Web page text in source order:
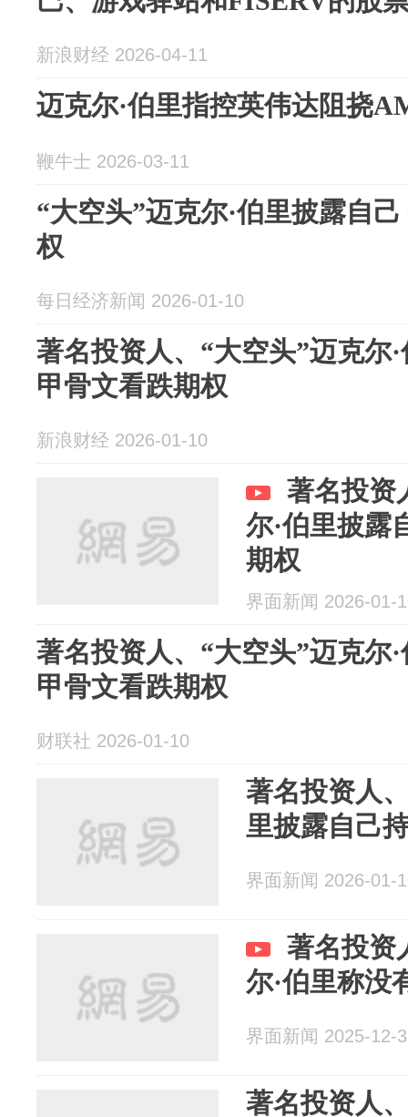
新浪财经 2026-04-11
迈克尔·伯里指控英伟达阻挠
鞭牛士 2026-03-11
“大空头”迈克尔·伯里披露自
权
每日经济新闻 2026-01-10
著名投资人、“大空头”迈克尔
甲骨文看跌期权
新浪财经 2026-01-10
著名投资
尔·伯里披露
期权
界面新闻 2026-01-
著名投资人、“大空头”迈克尔
甲骨文看跌期权
财联社 2026-01-10
著名投资人
里披露自己
界面新闻 2026-01-
著名投资
尔·伯里称没
界面新闻 2025-12-
著名投资人